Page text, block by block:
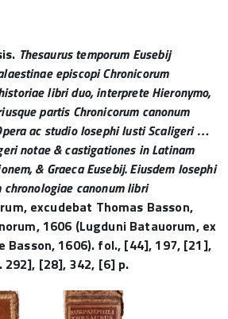
Thesaurus temporum Eusebij
episcopi Chronicorum
libri duo, interprete Hieronymo,
partis Chronicorum canonum
ac studio Iosephi Iusti Scaligeri …
notae & castigationes in Latinam
& Graeca Eusebij. Eiusdem Iosephi
canonum libri
excudebat Thomas Basson,
1606 (Lugduni Batauorum, ex
Basson, 1606). fol., [44], 197, [21],
292], [28], 342, [6] p.